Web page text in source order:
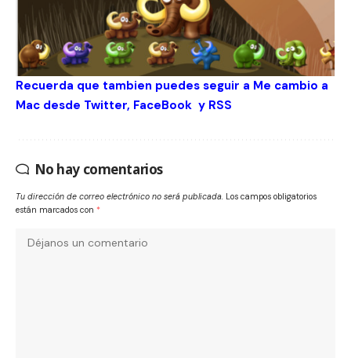
Recuerda que tambien puedes seguir a Me cambio a
Mac desde Twitter, FaceBook y RSS
No hay comentarios
Tu dirección de correo electrónico no será publicada. Los campos obligatorios
están marcados con *